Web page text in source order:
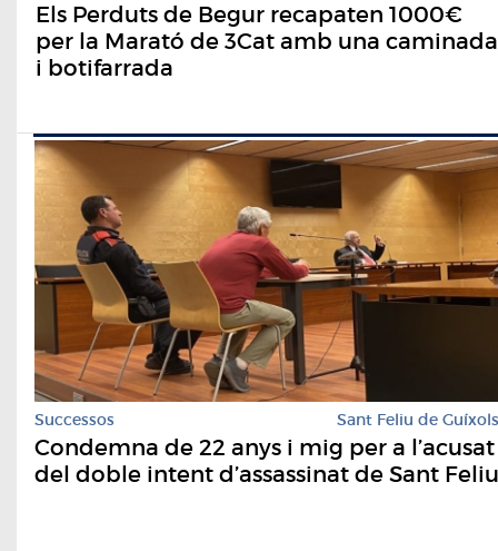
Els Perduts de Begur recapaten 1000€
per la Marató de 3Cat amb una caminada
i botifarrada
Successos Sant Feliu de Guíxols
Condemna de 22 anys i mig per a l’acusat
del doble intent d’assassinat de Sant Feliu